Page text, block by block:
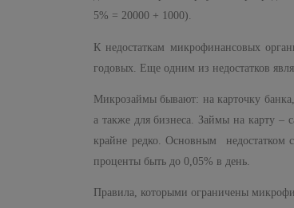
5% = 20000 + 1000).
К недостаткам микрофинансовых
годовых. Еще одним из недостатков
Микрозаймы бывают: на карточку
а также для бизнеса. Займы на карту –
крайне редко. Основным недостатком
проценты быть до 0,05% в день.
Правила, которыми ограничены